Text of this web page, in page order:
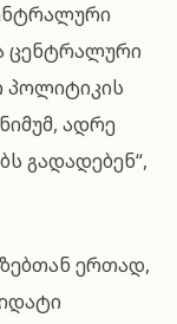
ცენტრალური
პოლიტიკის
ადრე
გადადებენ“,
ერთად,